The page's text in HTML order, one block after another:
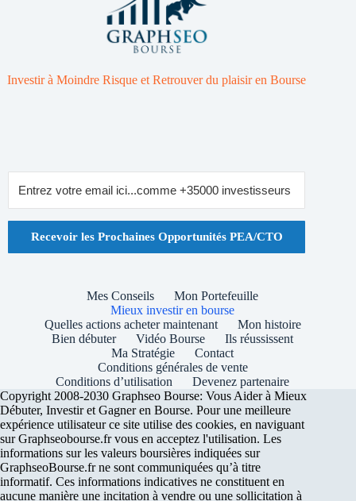
Investir à Moindre Risque et Retrouver du plaisir en Bourse
Recevoir les Prochaines Opportunités PEA/CTO
Mes Conseils
Mon Portefeuille
Mieux investir en bourse
Quelles actions acheter maintenant
Mon histoire
Bien débuter
Vidéo Bourse
Ils réussissent
Ma Stratégie
Contact
Conditions générales de vente
Conditions d’utilisation
Devenez partenaire
Copyright 2008-2030 Graphseo Bourse: Vous Aider à Mieux
Débuter, Investir et Gagner en Bourse. Pour une meilleure
expérience utilisateur ce site utilise des cookies, en naviguant
sur Graphseobourse.fr vous en acceptez l'utilisation. Les
informations sur les valeurs boursières indiquées sur
GraphseoBourse.fr ne sont communiquées qu’à titre
informatif. Ces informations indicatives ne constituent en
aucune manière une incitation à vendre ou une sollicitation à